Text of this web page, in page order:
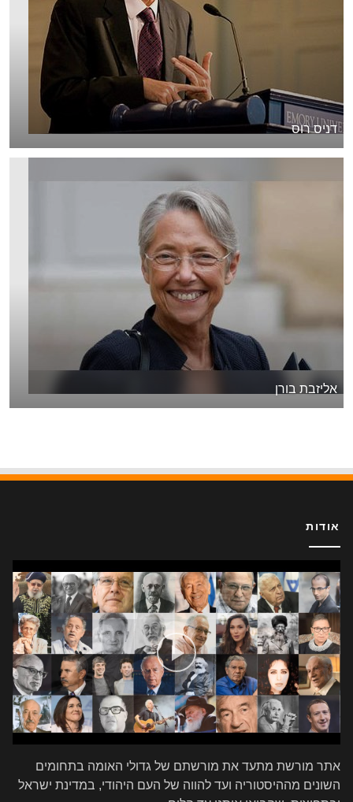
דניס רוס
אליזבת בורן
אודות
אתר מורשת מתעד את מורשתם של גדולי האומה בתחומים
השונים מההיסטוריה ועד להווה של העם היהודי, במדינת ישראל